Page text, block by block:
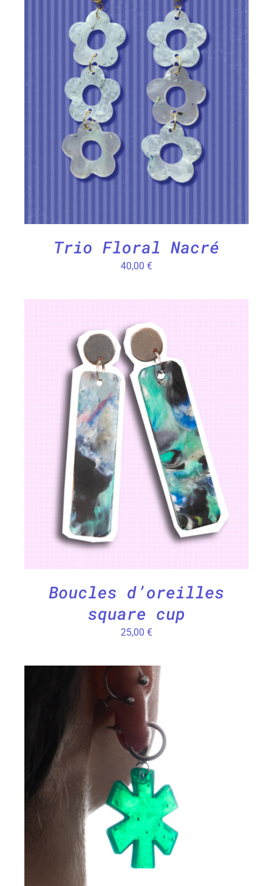
CHOIX DES OPTIONS
/
DÉTAILS
Trio Floral Nacré
40,00 €
CHOIX DES OPTIONS
/
DÉTAILS
Boucles d’oreilles
square cup
25,00 €
CHOIX DES OPTIONS
DÉTAILS